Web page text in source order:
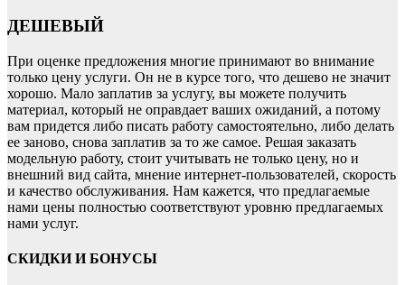
ДЕШЕВЫЙ
При оценке предложения многие принимают во внимание
только цену услуги. Он не в курсе того, что дешево не значит
хорошо. Мало заплатив за услугу, вы можете получить
материал, который не оправдает ваших ожиданий, а потому
вам придется либо писать работу самостоятельно, либо делать
ее заново, снова заплатив за то же самое. Решая заказать
модельную работу, стоит учитывать не только цену, но и
внешний вид сайта, мнение интернет-пользователей, скорость
и качество обслуживания. Нам кажется, что предлагаемые
нами цены полностью соответствуют уровню предлагаемых
нами услуг.
СКИДКИ И БОНУСЫ